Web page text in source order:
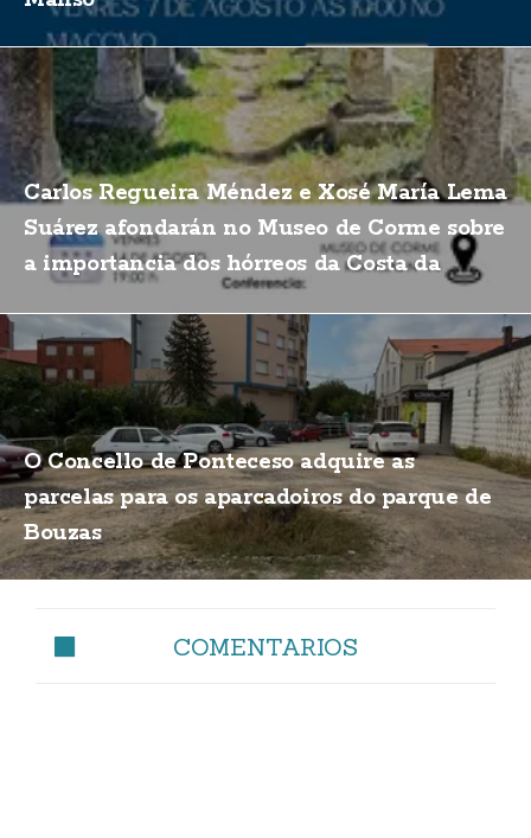
Carlos Regueira Méndez e Xosé María Lema
Suárez afondarán no Museo de Corme sobre
a importancia dos hórreos da Costa da
O Concello de Ponteceso adquire as
parcelas para os aparcadoiros do parque de
Bouzas
COMENTARIOS